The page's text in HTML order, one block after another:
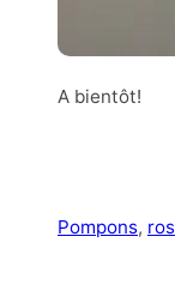
A bientôt!
Pompons,